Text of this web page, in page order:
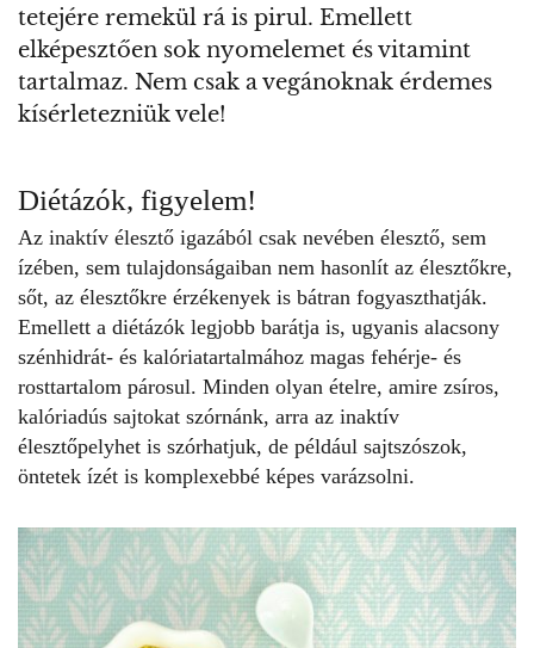
tetejére remekül rá is pirul. Emellett
elképesztően sok nyomelemet és vitamint
tartalmaz. Nem csak a vegánoknak érdemes
kísérletezniük vele!
Diétázók, figyelem!
Az inaktív élesztő igazából csak nevében élesztő, sem
ízében, sem tulajdonságaiban nem hasonlít az élesztőkre,
sőt, az élesztőkre érzékenyek is bátran fogyaszthatják.
Emellett a diétázók legjobb barátja is, ugyanis alacsony
szénhidrát- és kalóriatartalmához magas fehérje- és
rosttartalom párosul. Minden olyan ételre, amire zsíros,
kalóriadús sajtokat szórnánk, arra az inaktív
élesztőpelyhet is szórhatjuk, de például sajtszószok,
öntetek ízét is komplexebbé képes varázsolni.